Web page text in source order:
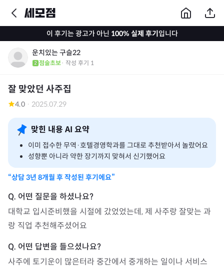
이 후기는 광고가 아닌 100% 실제 후기입니다
운치있는 구슬22
점술초보· 작성 후기 1
잘 맞았던 사주집
4.0 · 2025.07.29
맞힌 내용 AI 요약
이미 접수한 무역·호텔경영학과를 그대로 추천받아서 놀랐어요
성향뿐 아니라 약한 장기까지 맞혀서 신기했어요
“상담3년 8개월 후 작성된 후기에요”
대학교 입시준비했을 시절에 갔었었는데, 제 사주랑 잘맞는 과
랑 직업 추천해주셨어요
사주에 토기운이 많은터라 중간에서 중개하는 일이나 서비스